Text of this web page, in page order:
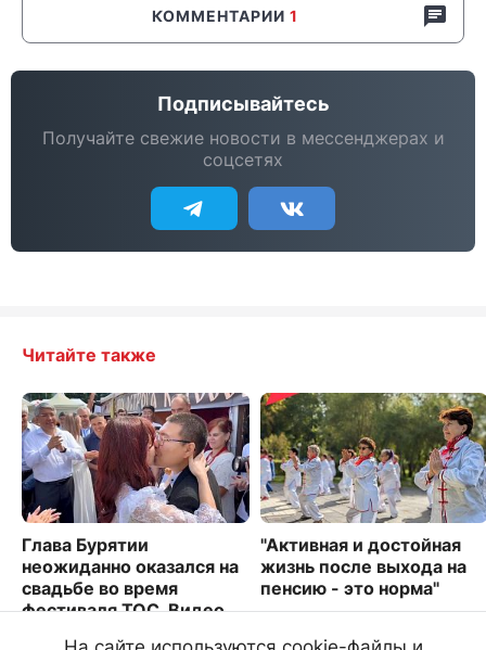
КОММЕНТАРИИ 1
Подписывайтесь
Получайте свежие новости в мессенджерах и
соцсетях
Читайте также
Глава Бурятии
неожиданно оказался на
свадьбе во время
фестиваля ТОС. Видео
1672
"Активная и достойная
жизнь после выхода на
пенсию - это норма"